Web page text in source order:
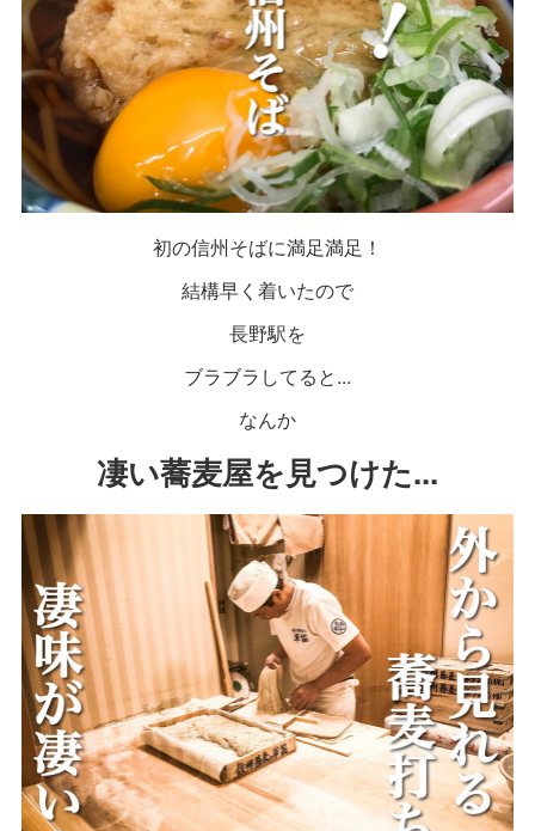
初の信州そばに満足満足！
結構早く着いたので
長野駅を
ブラブラしてると...
なんか
凄い蕎麦屋を見つけた...